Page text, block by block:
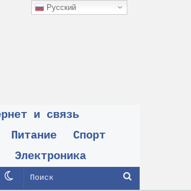
и связь
Питание
Спорт
Электроника
Поиск
Switch
Русский